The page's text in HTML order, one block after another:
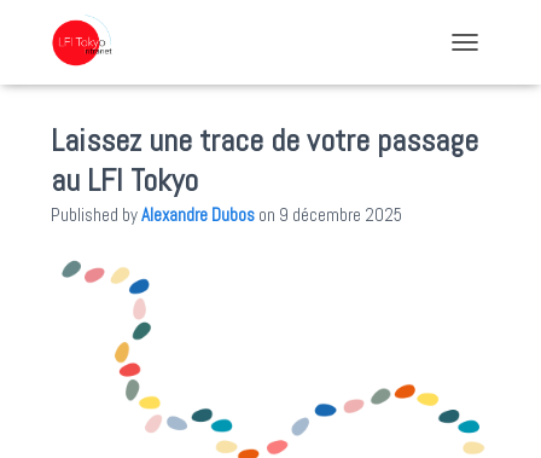
Laissez une trace de votre passage
au LFI Tokyo
Published byAlexandre Dubos on 9 décembre 2025